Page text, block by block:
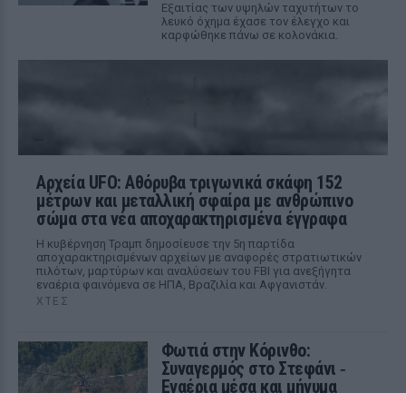
Εξαιτίας των υψηλών ταχυτήτων το
λευκό όχημα έχασε τον έλεγχο και
καρφώθηκε πάνω σε κολονάκια.
Αρχεία UFO: Αθόρυβα τριγωνικά σκάφη 152
μέτρων και μεταλλική σφαίρα με ανθρώπινο
σώμα στα νέα αποχαρακτηρισμένα έγγραφα
Η κυβέρνηση Τραμπ δημοσίευσε την 5η παρτίδα
αποχαρακτηρισμένων αρχείων με αναφορές στρατιωτικών
πιλότων, μαρτύρων και αναλύσεων του FBI για ανεξήγητα
εναέρια φαινόμενα σε ΗΠΑ, Βραζιλία και Αφγανιστάν.
ΧΤΕΣ
Φωτιά στην Κόρινθο:
Συναγερμός στο Στεφάνι ‑
Εναέρια μέσα και μήνυμα